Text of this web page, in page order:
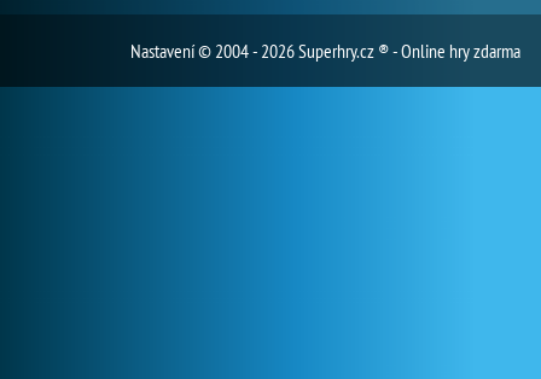
Nastavení© 2004 - 2026 Superhry.cz ® - Online hry zdarma